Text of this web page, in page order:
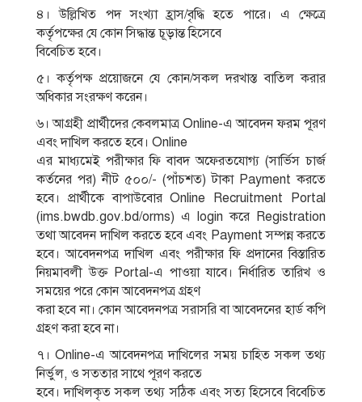
৪। উল্লিখিত পদ সংখ্যা হ্রাস/বৃদ্ধি হতে পারে। এ ক্ষেত্রে
কর্তৃপক্ষের যে কোন সিদ্ধান্ত চূড়ান্ত হিসেবে
বিবেচিত হবে।
৫। কর্তৃপক্ষ প্রয়ােজনে যে কোন/সকল দরখাস্ত বাতিল করার
অধিকার সংরক্ষণ করেন।
৬। আগ্রহী প্রার্থীদের কেবলমাত্র Online-এ আবেদন ফরম পূরণ
এবং দাখিল করতে হবে। Online
এর মাধ্যমেই পরীক্ষার ফি বাবদ অফেরতযােগ্য (সার্ভিস চার্জ
কর্তনের পর) নীট ৫০০/- (পাঁচশত) টাকা Payment করতে
হবে। প্রার্থীকে বাপাউবাের Online Recruitment Portal
(ims.bwdb.gov.bd/orms) এ login করে Registration
তথা আবেদন দাখিল করতে হবে এবং Payment সম্পন্ন করতে
হবে। আবেদনপত্র দাখিল এবং পরীক্ষার ফি প্রদানের বিস্তারিত
নিয়মাবলী উক্ত Portal-এ পাওয়া যাবে। নির্ধারিত তারিখ ও
সময়ের পরে কোন আবেদনপত্র গ্রহণ
করা হবে না। কোন আবেদনপত্র সরাসরি বা আবেদনের হার্ড কপি
গ্রহণ করা হবে না।
৭। Online-এ আবেদনপত্র দাখিলের সময় চাহিত সকল তথ্য
নির্ভুল, ও সততার সাথে পূরণ করতে
হবে। দাখিলকৃত সকল তথ্য সঠিক এবং সত্য হিসেবে বিবেচিত